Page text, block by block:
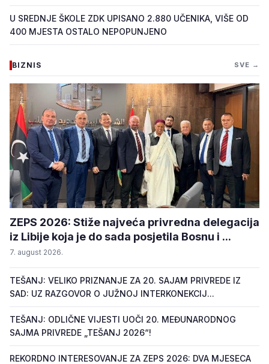
U SREDNJE ŠKOLE ZDK UPISANO 2.880 UČENIKA, VIŠE OD
400 MJESTA OSTALO NEPOPUNJENO
BIZNIS SVE →
ZEPS 2026: Stiže najveća privredna delegacija
iz Libije koja je do sada posjetila Bosnu i ...
7. august 2026.
TEŠANJ: VELIKO PRIZNANJE ZA 20. SAJAM PRIVREDE IZ
SAD: UZ RAZGOVOR O JUŽNOJ INTERKONEKCIJ...
TEŠANJ: ODLIČNE VIJESTI UOČI 20. MEĐUNARODNOG
SAJMA PRIVREDE „TEŠANJ 2026“!
REKORDNO INTERESOVANJE ZA ZEPS 2026: DVA MJESECA